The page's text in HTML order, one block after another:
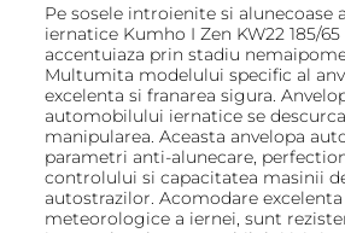
Pe sosele introienite si alunecoase
iernatice Kumho I Zen KW22 185/65
accentuiaza prin stadiu
Multumita modelului specific al
excelenta si franarea sigura.
automobilului iernatice se
manipularea. Aceasta anvelopa
parametri anti-alunecare,
controlului si capacitatea masinii
autostrazilor. Acomodare
meteorologice a iernei, sunt